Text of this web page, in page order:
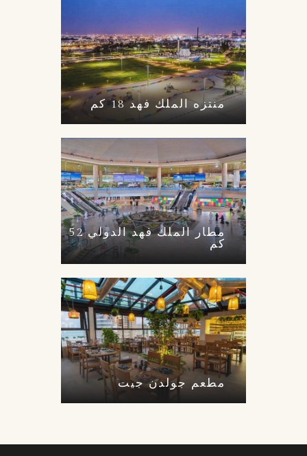
منتزه الملك فهد 18 كم
مطار الملك فهد الدولي 52
كم
مطعم جولدن جيت